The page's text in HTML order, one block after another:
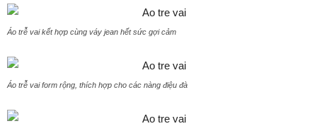
Áo trễ vai kết hợp cùng váy jean hết sức gợi cảm
Áo trễ vai form rộng, thích hợp cho các nàng điệu đà